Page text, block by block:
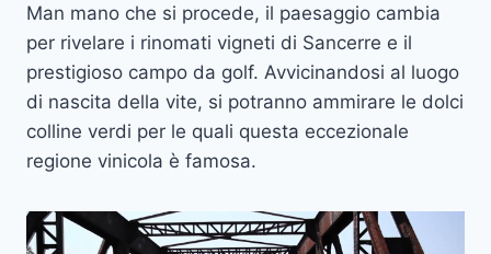
Man mano che si procede, il paesaggio cambia
per rivelare i rinomati vigneti di Sancerre e il
prestigioso campo da golf. Avvicinandosi al luogo
di nascita della vite, si potranno ammirare le dolci
colline verdi per le quali questa eccezionale
regione vinicola è famosa.